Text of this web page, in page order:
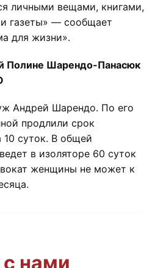
личными вещами, книгами,
газеты» — сообщает
для жизни».
Полине Шарендо-Панасюк
Андрей Шарендо. По его
продлили срок
суток. В общей
в изоляторе 60 суток
женщины не может к
нами